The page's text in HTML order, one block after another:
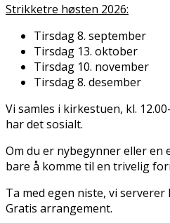
Strikketreff høsten 2026:
Tirsdag 8. september
Tirsdag 13. oktober
Tirsdag 10. november
Tirsdag 8. desember
Vi samles i kirkestuen, kl.
har det sosialt.
Om du er nybegynner eller
bare å komme til en trivelig
Ta med egen niste, vi serverer
Gratis arrangement.